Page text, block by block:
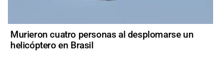
Murieron cuatro personas al desplomarse un
helicóptero en Brasil